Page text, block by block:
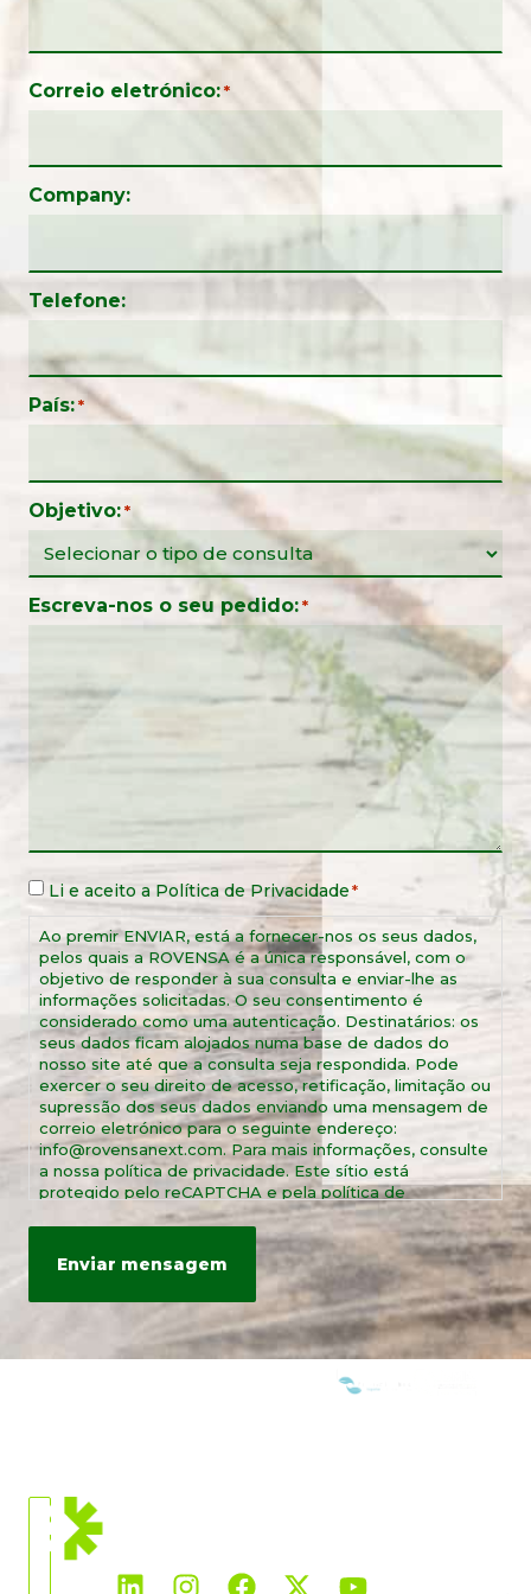
Correio eletrónico: *
Company:
Telefone:
País: *
Objetivo: *
Escreva-nos o seu pedido: *
Aviso
legal
Li e aceito a Política de Privacidade*
Ao premir ENVIAR, está a fornecer-nos os seus dados,
pelos quais a ROVENSA é a única responsável, com o
objetivo de responder à sua consulta e enviar-lhe as
informações solicitadas. O seu consentimento é
considerado como uma autenticação. Destinatários: os
seus dados ficam alojados numa base de dados do
nosso site até que a consulta seja respondida. Pode
exercer o seu direito de acesso, retificação, limitação ou
supressão dos seus dados enviando uma mensagem de
correio eletrónico para o seguinte endereço:
info@rovensanext.com. Para mais informações, consulte
a nossa política de privacidade. Este sítio está
protegido pelo reCAPTCHA e pela política de
privacidade e termos de serviço da Google.
LOCALIZAÇÃO
ATUAL
Portugal